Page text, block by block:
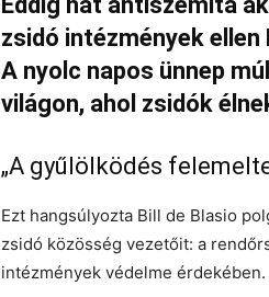
zsidó intézmények ellen
A nyolc napos ünnep
világon, ahol zsidók
„A gyűlölködés
Ezt hangsúlyozta Bill de Blasio
zsidó közösség vezetőit: a
intézmények védelme érdekében.